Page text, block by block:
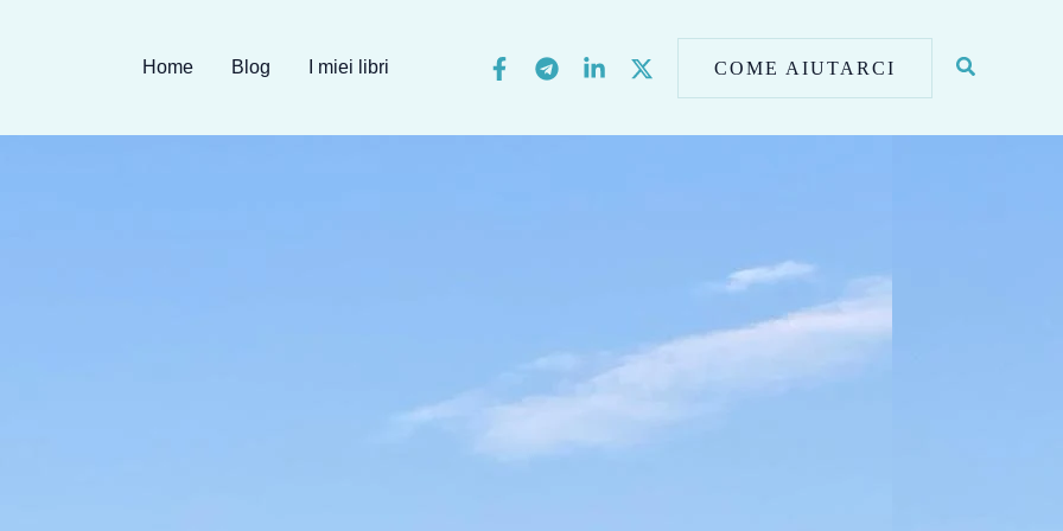
Home Blog I miei libri COME AIUTARCI